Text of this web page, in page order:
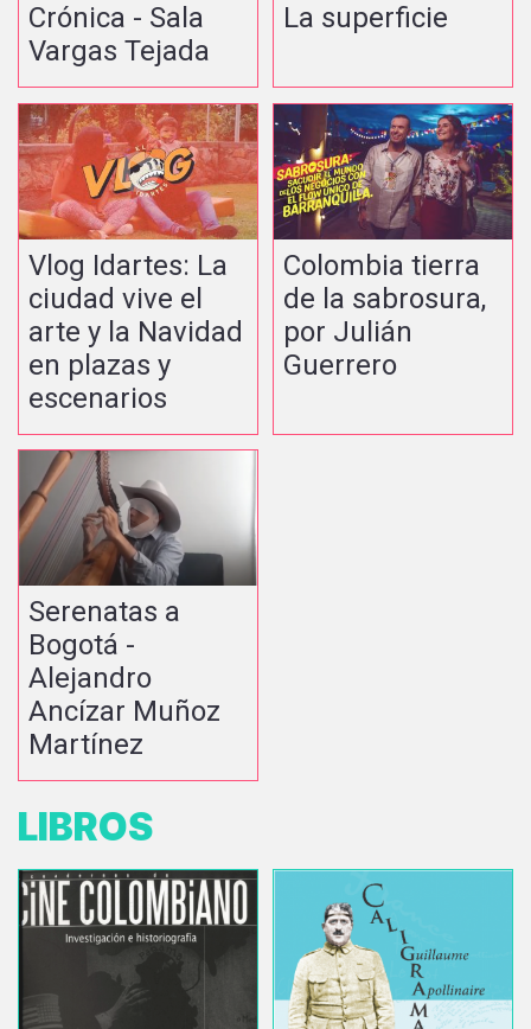
Crónica - Sala
Vargas Tejada
La superficie
Vlog Idartes: La
ciudad vive el
arte y la Navidad
en plazas y
escenarios
Colombia tierra
de la sabrosura,
por Julián
Guerrero
Serenatas a
Bogotá -
Alejandro
Ancízar Muñoz
Martínez
LIBROS